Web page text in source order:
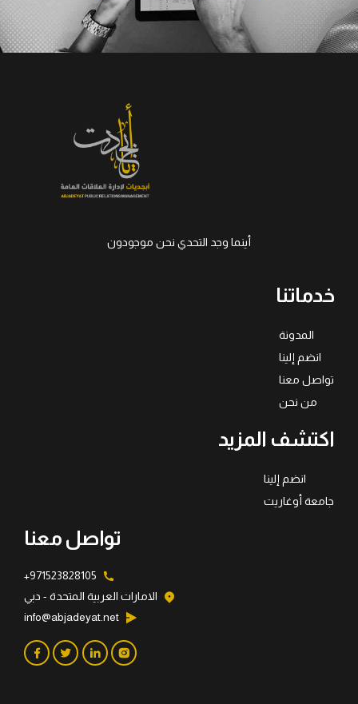
أينما وجد التحدي نحن موجودون
خدماتنا
المدونة
انضم إلينا
تواصل معنا
من نحن
اكتشف المزيد
انضم إلينا
جامعة أوغاريت
تواصل معنا
971523828105+
الامارات العربية المتحدة - دبي
info@abjadeyat.net